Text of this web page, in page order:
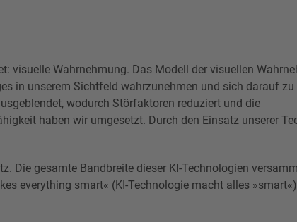
visuelle Wahrnehmung. Das Modell der visuellen
in unserem Sichtfeld wahrzunehmen und sich darauf zu
wodurch Störfaktoren reduziert und die
haben wir umgesetzt. Durch den Einsatz unserer
Die gesamte Bandbreite dieser KI-Technologien
everything smart« (KI-Technologie macht alles